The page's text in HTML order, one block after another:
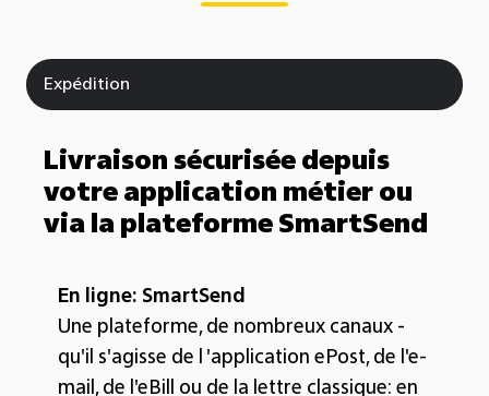
Expédition
Livraison sécurisée depuis
votre application métier ou
via la plateforme SmartSend
En ligne: SmartSend
Une plateforme, de nombreux canaux -
qu'il s'agisse de l 'application ePost, de l'e-
mail, de l'eBill ou de la lettre classique: en